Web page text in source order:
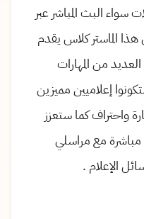
سواء البث المباشر عبر
هذا الماستر كلاس يقدم
من المهارات
إعلاميين مميزين
واحتراف كما ستعزز
مع مراسلي
الإعلام .